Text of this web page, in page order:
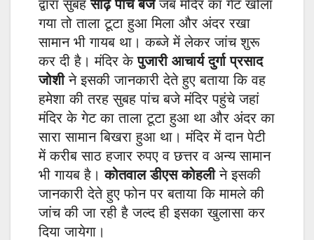
द्वारा सुबहसाढ़े पांच बजेजब मंदिर का गेट खोला
गया तो ताला टूटा हुआ मिला और अंदर रखा
सामान भी गायब था। कब्जे में लेकर जांच शुरू
कर दी है। मंदिर केपुजारी आचार्य दुर्गा प्रसाद
जोशीने इसकी जानकारी देते हुए बताया कि वह
हमेशा की तरह सुबह पांच बजे मंदिर पहुंचे जहां
मंदिर के गेट का ताला टूटा हुआ था और अंदर का
सारा सामान बिखरा हुआ था। मंदिर में दान पेटी
में करीब साठ हजार रुपए व छत्तर व अन्य सामान
भी गायब है।कोतवाल डीएस कोहलीने इसकी
जानकारी देते हुए फोन पर बताया कि मामले की
जांच की जा रही है जल्द ही इसका खुलासा कर
दिया जायेगा।